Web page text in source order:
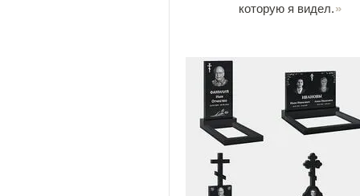
которую я видел.